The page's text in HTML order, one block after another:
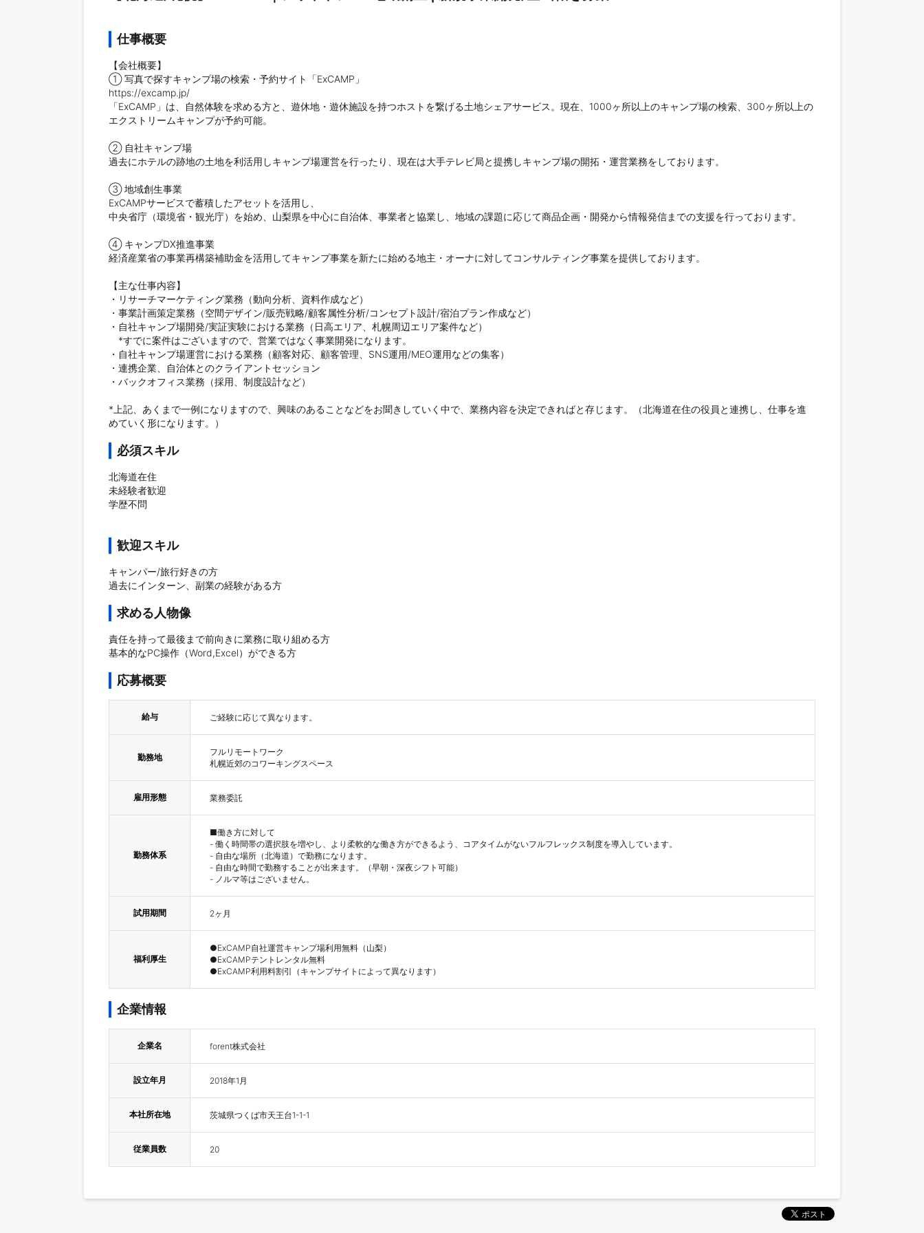
仕事概要
【会社概要】
① 写真で探すキャンプ場の検索・予約サイト「ExCAMP」
https://excamp.jp/
「ExCAMP」は、自然体験を求める方と、遊休地・遊休施設を持つホストを繋げる土地シェアサービス。現在、1000ヶ所以上のキャンプ場の検索、300ヶ所以上の
エクストリームキャンプが予約可能。
② 自社キャンプ場
過去にホテルの跡地の土地を利活用しキャンプ場運営を行ったり、現在は大手テレビ局と提携しキャンプ場の開拓・運営業務をしております。
③ 地域創生事業
ExCAMPサービスで蓄積したアセットを活用し、
中央省庁（環境省・観光庁）を始め、山梨県を中心に自治体、事業者と協業し、地域の課題に応じて商品企画・開発から情報発信までの支援を行っております。
④ キャンプDX推進事業
経済産業省の事業再構築補助金を活用してキャンプ事業を新たに始める地主・オーナに対してコンサルティング事業を提供しております。
【主な仕事内容】
・リサーチマーケティング業務（動向分析、資料作成など）
・事業計画策定業務（空間デザイン/販売戦略/顧客属性分析/コンセプト設計/宿泊プラン作成など）
・自社キャンプ場開発/実証実験における業務（日高エリア、札幌周辺エリア案件など）
*すでに案件はございますので、営業ではなく事業開発になります。
・自社キャンプ場運営における業務（顧客対応、顧客管理、SNS運用/MEO運用などの集客）
・連携企業、自治体とのクライアントセッション
・バックオフィス業務（採用、制度設計など）
*上記、あくまで一例になりますので、興味のあることなどをお聞きしていく中で、業務内容を決定できればと存じます。（北海道在住の役員と連携し、仕事を進
めていく形になります。）
必須スキル
北海道在住
未経験者歓迎
学歴不問
歓迎スキル
キャンパー/旅行好きの方
過去にインターン、副業の経験がある方
求める人物像
責任を持って最後まで前向きに業務に取り組める方
基本的なPC操作（Word,Excel）ができる方
応募概要
給与 ご経験に応じて異なります。
勤務地
フルリモートワーク
札幌近郊のコワーキングスペース
雇用形態 業務委託
勤務体系
■働き方に対して
- 働く時間帯の選択肢を増やし、より柔軟的な働き方ができるよう、コアタイムがないフルフレックス制度を導入しています。
- 自由な場所（北海道）で勤務になります。
- 自由な時間で勤務することが出来ます。（早朝・深夜シフト可能）
- ノルマ等はございません。
試用期間 2ヶ月
福利厚生
●ExCAMP自社運営キャンプ場利用無料（山梨）
●ExCAMPテントレンタル無料
●ExCAMP利用料割引（キャンプサイトによって異なります）
企業情報
企業名 forent株式会社
設立年月 2018年1月
本社所在地 茨城県つくば市天王台1-1-1
従業員数 20